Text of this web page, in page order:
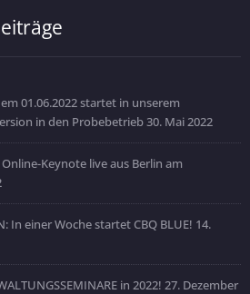
01.06.2022 startet in unserem
in den Probebetrieb30. Mai 2022
Online-Keynote live aus Berlin am
In einer Woche startet CBQ BLUE! 14.
in 2022! 27. Dezember